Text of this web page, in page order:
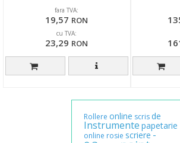
fara TVA:
19,57 RON
cu TVA:
23,29 RON
Rollere online scris de
Instrumente papetarie
online rosie scriere -